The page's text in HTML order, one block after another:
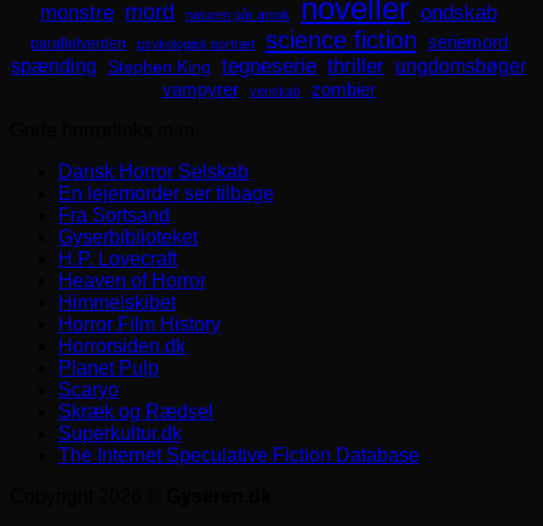
monstre mord naturen går amok noveller ondskab
parallelverden psykologisk portræt science fiction seriemord
spænding Stephen King tegneserie thriller ungdomsbøger
vampyrer venskab
zombier
Dansk Horror Selskab
En lejemorder ser tilbage
Fra Sortsand
Gyserbiblioteket
H.P. Lovecraft
Heaven of Horror
Himmelskibet
Horror Film History
Horrorsiden.dk
Planet Pulp
Scaryo
Skræk og Rædsel
Superkultur.dk
The Internet Speculative Fiction Database